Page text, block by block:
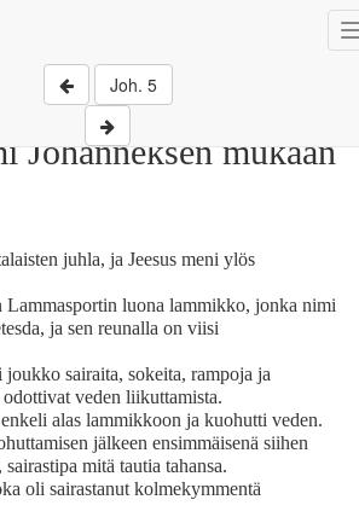
Joh. 5
Johanneksen mukaan
juhla, ja Jeesus meni ylös
Lammasportin luona lammikko, jonka nimi
ja sen reunalla on viisi
joukko sairaita, sokeita, rampoja ja
veden liikuttamista.
alas lammikkoon ja kuohutti veden.
jälkeen ensimmäisenä siihen
mitä tautia tahansa.
oli sairastanut kolmekymmentä